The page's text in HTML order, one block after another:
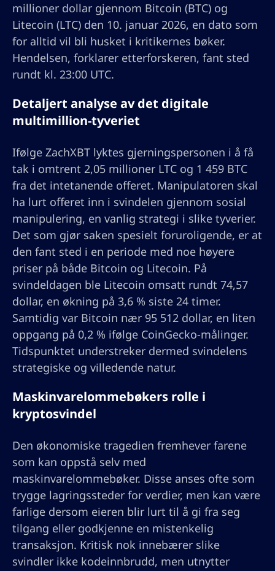
millioner dollar gjennom Bitcoin (BTC) og
Litecoin (LTC) den 10. januar 2026, en dato som
for alltid vil bli husket i kritikernes bøker.
Hendelsen, forklarer etterforskeren, fant sted
rundt kl. 23:00 UTC.
Detaljert analyse av det digitale
multimillion-tyveriet
Ifølge ZachXBT lyktes gjerningspersonen i å få
tak i omtrent 2,05 millioner LTC og 1 459 BTC
fra det intetanende offeret. Manipulatoren skal
ha lurt offeret inn i svindelen gjennom sosial
manipulering, en vanlig strategi i slike tyverier.
Det som gjør saken spesielt foruroligende, er at
den fant sted i en periode med noe høyere
priser på både Bitcoin og Litecoin. På
svindeldagen ble Litecoin omsatt rundt 74,57
dollar, en økning på 3,6 % siste 24 timer.
Samtidig var Bitcoin nær 95 512 dollar, en liten
oppgang på 0,2 % ifølge CoinGecko-målinger.
Tidspunktet understreker dermed svindelens
strategiske og villedende natur.
Maskinvarelommebøkers rolle i
kryptosvindel
Den økonomiske tragedien fremhever farene
som kan oppstå selv med
maskinvarelommebøker. Disse anses ofte som
trygge lagringssteder for verdier, men kan være
farlige dersom eieren blir lurt til å gi fra seg
tilgang eller godkjenne en mistenkelig
transaksjon. Kritisk nok innebærer slike
svindler ikke kodeinnbrudd, men utnytter